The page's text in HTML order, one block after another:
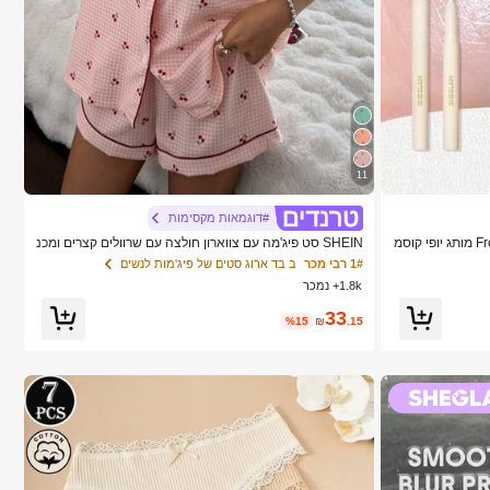
SHEGLAM Big N' Bright עיפרון עיניים-Frost מותג יופי קוסמ
11
#דוגמאות מקסימות
SHEIN סט פיג'מה עם צווארון חולצה עם שרוולים קצרים ומכנ
סיים קצרים בהדפס דובדבן ורוד לנשים
1# רבי מכר
ב בד ארוג סטים של פיג'מות לנשים
1.8k+ נמכר
₪33 .15
%15